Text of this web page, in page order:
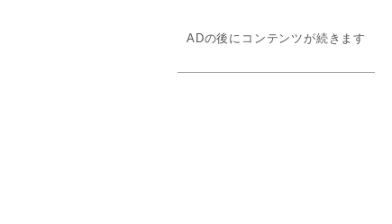
ADの後にコンテンツが続きます